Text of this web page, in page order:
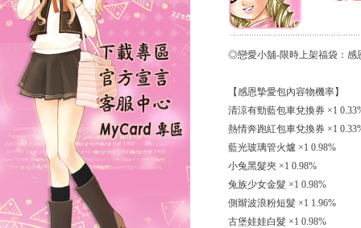
◎戀愛小舖-限時上架福袋：感
【感恩摯愛包內容物機率】
清涼有勁藍包車兌換券 ×1
熱情奔跑紅包車兌換券 ×1
藍光玻璃管火爐 ×1 0.98%
小兔黑髮夾 ×1 0.98%
兔族少女金髮 ×1 0.98%
側辮波浪粉短髮 ×1 1.96%
古堡娃娃白髮 ×1 0.98%